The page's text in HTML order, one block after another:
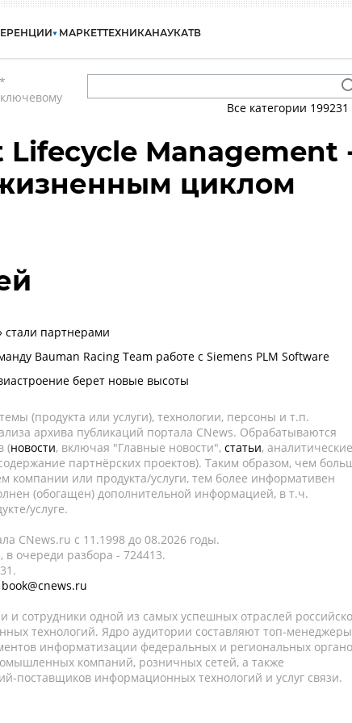
МАРКЕТТЕХНИКАНАУКАТВ
*
Все категории 199231
Lifecycle Management
циклом
стали партнерами
Bauman Racing Team работе с Siemens PLM Software
берет новые высоты
(продукта или услуги), технологии, персоны и т.п.
архива публикаций портала CNews. Обрабатываются
(новости, включая "Главные новости", статьи, аналитические
партнёрских проектов). Таким образом, чем
компании или продукта/услуги, тем более информативен
(обогащен) дополнительной информацией, в т.ч.
услуге.
CNews.ru c 11.1998 до 08.2026 годы.
очереди разбора - 724413.
book@cnews.ru
и сотрудники одной из самых успешных отраслей
технологий. Ядро аудитории составляют топ-
информатизации федеральных и региональных
компаний, розничных сетей, а также
поставщиков информационных технологий и услуг связи.